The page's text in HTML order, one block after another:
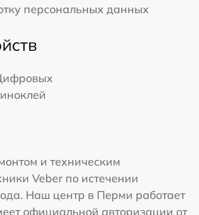
персональных данных
и техническим
Veber по истечении
Наш центр в Перми работает
официальной авторизации от